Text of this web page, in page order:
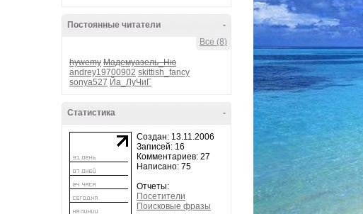
-
Постоянные читатели
Все (8)
hywemy Мадемуазель_Ню
andrey19700902 skittish_fancy
sonya527 Йа_ЛуЧиГ
-
Статистика
Создан: 13.11.2006
Записей: 16
Комментариев: 27
Написано: 75
Отчеты:
Посетители
Поисковые фразы